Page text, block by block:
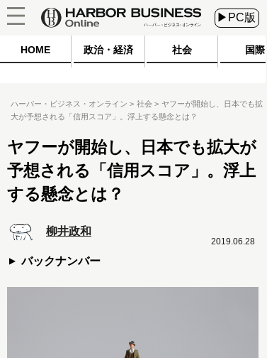
▶PC版
HOME 政治・経済 社会 国際
ハーバー・ビジネス・オンライン 社会
ヤフーが開始し、日本でも拡
大が予想される「信用スコア」。浮上する懸念とは？
ヤフーが開始し、日本でも拡大が
予想される「信用スコア」。浮上
する懸念とは？
柳井政和
バックナンバー
2019.06.28